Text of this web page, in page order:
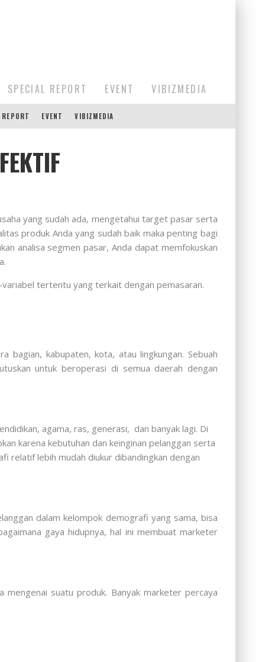
SPECIAL REPORT EVENT VIBIZMEDIA
EVENT VIBIZMEDIA
yang sudah ada, mengetahui target pasar serta
produk Anda yang sudah baik maka penting bagi
analisa segmen pasar, Anda dapat memfokuskan
tertentu yang terkait dengan pemasaran.
kabupaten, kota, atau lingkungan. Sebuah
untuk beroperasi di semua daerah dengan
agama, ras, generasi, dan banyak lagi. Di
karena kebutuhan dan keinginan pelanggan serta
relatif lebih mudah diukur dibandingkan dengan
dalam kelompok demografi yang sama, bisa
gaya hidupnya, hal ini membuat marketer
mengenai suatu produk. Banyak marketer percaya